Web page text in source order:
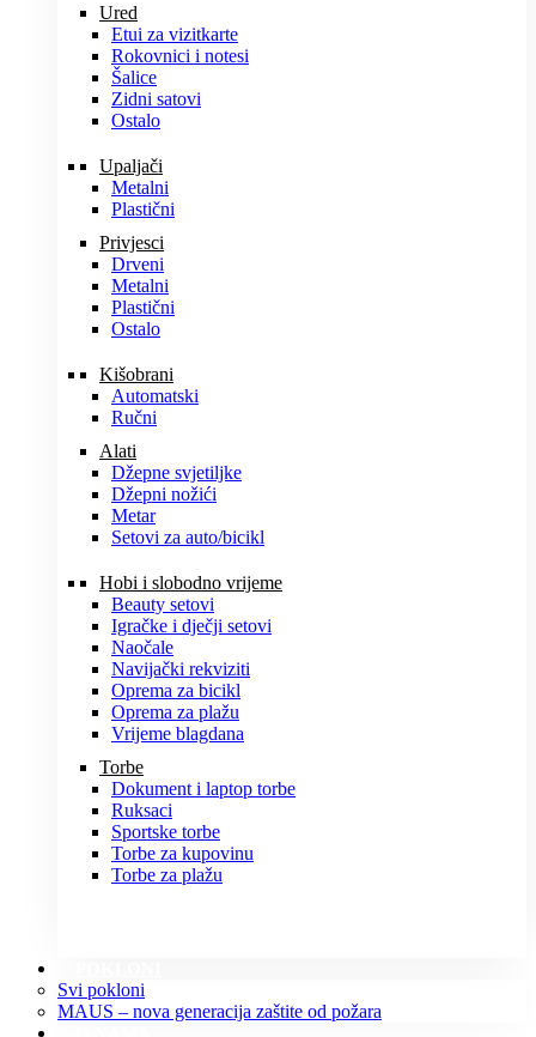
Ured
Etui za vizitkarte
Rokovnici i notesi
Šalice
Zidni satovi
Ostalo
Upaljači
Metalni
Plastični
Privjesci
Drveni
Metalni
Plastični
Ostalo
Kišobrani
Automatski
Ručni
Alati
Džepne svjetiljke
Džepni nožići
Metar
Setovi za auto/bicikl
Hobi i slobodno vrijeme
Beauty setovi
Igračke i dječji setovi
Naočale
Navijački rekviziti
Oprema za bicikl
Oprema za plažu
Vrijeme blagdana
Torbe
Dokument i laptop torbe
Ruksaci
Sportske torbe
Torbe za kupovinu
Torbe za plažu
Svi pokloni
MAUS – nova generacija zaštite od požara